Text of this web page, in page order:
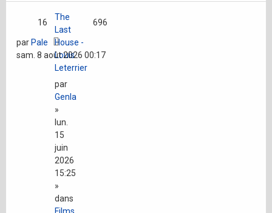
The
Last
House -
Louis
Leterrier
par
Genla
»
lun.
15
juin
2026
15:25
»
dans
16 696
par Pale
sam. 8 août 2026 00:17